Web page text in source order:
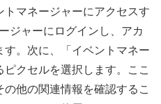
マネージャーにアクセスす
ジャーにログインし、アカ
。次に、「イベントマネー
クセルを選択します。ここ
他の関連情報を確認するこ